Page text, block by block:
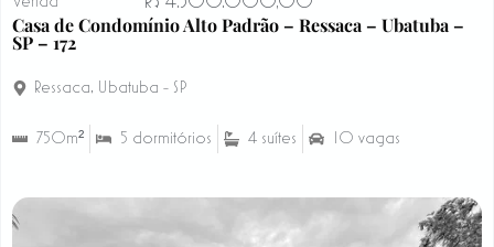
Casa de Condomínio Alto Padrão – Ressaca – Ubatuba –
SP – 172
Ressaca, Ubatuba - SP
750m² 5 dormitórios 4 suítes 10 vagas